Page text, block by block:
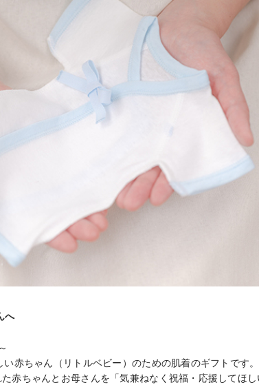
へ
赤ちゃん（リトルベビー）のための肌着のギフトです。
赤ちゃんとお母さんを「気兼ねなく祝福・応援してほ